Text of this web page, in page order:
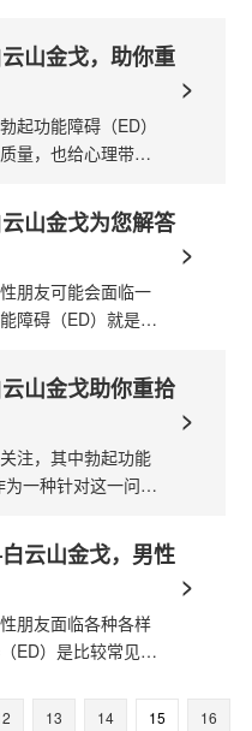
金...山金戈，助你重
>
起功能障碍（ED）
量，也给心理带来
，...山金戈为您解答
>
朋友可能会面临一
障碍（ED）就是比
的...山金戈助你重拾
>
注，其中勃起功能
一种针对这一问题
品...
云山金戈，男性
>
朋友面临各种各样
ED）是比较常见的
物... 13 14 15 16